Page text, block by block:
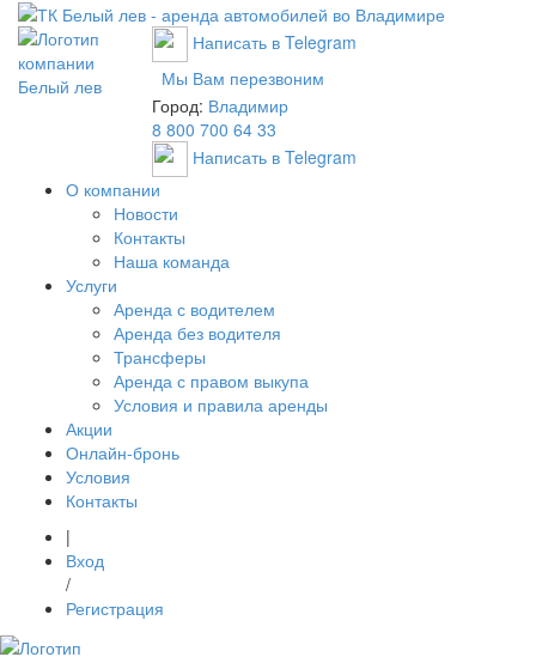
Написать в Telegram
Мы Вам перезвоним
Город: Владимир
8 800 700 64 33
Написать в Telegram
О компании
Новости
Контакты
Наша команда
Услуги
Аренда с водителем
Аренда без водителя
Трансферы
Аренда с правом выкупа
Условия и правила аренды
Акции
Онлайн-бронь
Условия
Контакты
|
Вход
/
Регистрация